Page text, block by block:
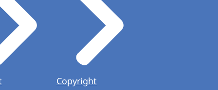
Copyright